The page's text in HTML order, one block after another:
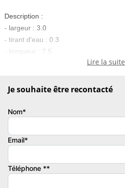
Description :
- largeur : 3.0
- tirant d'eau : 0.3
- longueur : 7.5
- Année de construction : 2003
Annexes :
Pneumatique - Semi-rigide
7.5
Lire la suite
Je souhaite être recontacté
Nom*
Email*
Téléphone **